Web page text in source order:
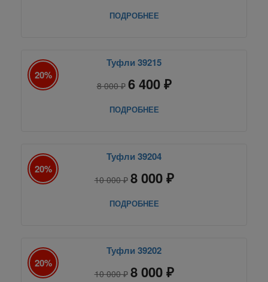
ПОДРОБНЕЕ
20%
Туфли 39215
8 000 ₽ 6 400 ₽
ПОДРОБНЕЕ
20%
Туфли 39204
10 000 ₽ 8 000 ₽
ПОДРОБНЕЕ
20%
Туфли 39202
10 000 ₽ 8 000 ₽